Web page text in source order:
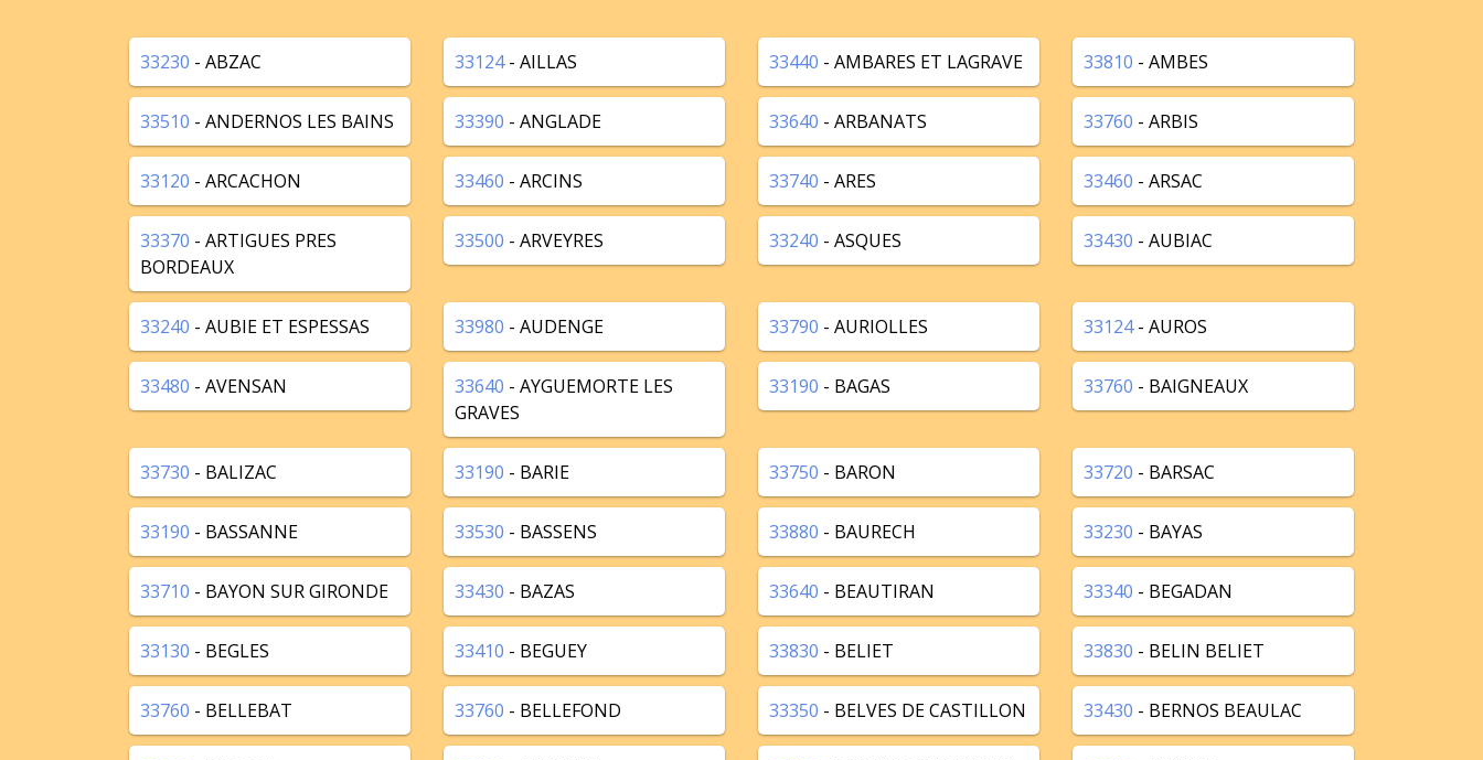
33230 - ABZAC 33124- AILLAS 33440 - AMBARES ET LAGRAVE 33810 - AMBES
33510 - ANDERNOS LES BAINS 33390 - ANGLADE 33640 - ARBANATS 33760 - ARBIS
33120 - ARCACHON 33460 - ARCINS 33740 - ARES 33460 - ARSAC
33370 - ARTIGUES PRES
BORDEAUX
33500 - ARVEYRES 33240 - ASQUES 33430 - AUBIAC
33240 - AUBIE ET ESPESSAS 33980 - AUDENGE 33790 - AURIOLLES 33124- AUROS
33480 - AVENSAN 33640 - AYGUEMORTE LES
GRAVES
33190 - BAGAS 33760 - BAIGNEAUX
33730 - BALIZAC 33190 - BARIE 33750 - BARON 33720 - BARSAC
33190 - BASSANNE 33530 - BASSENS 33880 - BAURECH 33230 - BAYAS
33710 - BAYON SUR GIRONDE 33430 - BAZAS 33640 - BEAUTIRAN 33340 - BEGADAN
33130 - BEGLES 33410 - BEGUEY 33830 - BELIET 33830 - BELIN BELIET
33760 - BELLEBAT 33760 - BELLEFOND 33350 - BELVES DE CASTILLON 33430 - BERNOS BEAULAC